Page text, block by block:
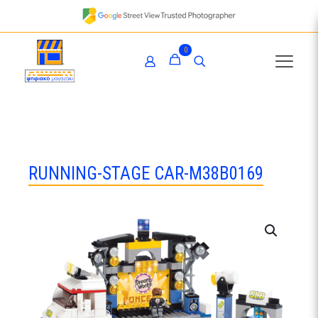
0
RUNNING-STAGE CAR-Μ38Β0169